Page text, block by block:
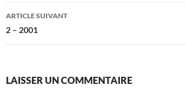
articles
ARTICLE SUIVANT
2 – 2001
LAISSER UN COMMENTAIRE